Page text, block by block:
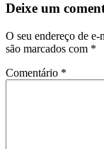
Deixe um
O seu endereço de
são marcados com *
Comentário *